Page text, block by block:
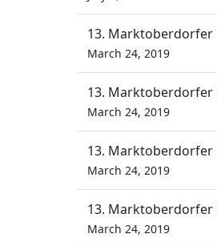
13. Marktoberdorfer
March 24, 2019
13. Marktoberdorfer
March 24, 2019
13. Marktoberdorfer
March 24, 2019
13. Marktoberdorfer
March 24, 2019